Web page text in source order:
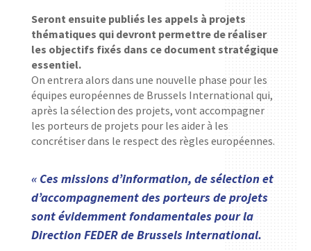
Seront ensuite publiés les appels à projets
thématiques qui devront permettre de réaliser
les objectifs fixés dans ce document stratégique
essentiel.
On entrera alors dans une nouvelle phase pour les
équipes européennes de Brussels International qui,
après la sélection des projets, vont accompagner
les porteurs de projets pour les aider à les
concrétiser dans le respect des règles européennes.
« Ces missions d’information, de sélection et
d’accompagnement des porteurs de projets
sont évidemment fondamentales pour la
Direction FEDER de Brussels International.